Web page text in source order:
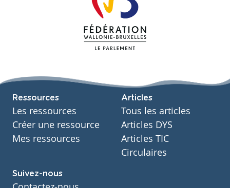
Ressources
Les ressources
Créer une ressource
Mes ressources
Articles
Tous les articles
Articles DYS
Articles TIC
Circulaires
Suivez-nous